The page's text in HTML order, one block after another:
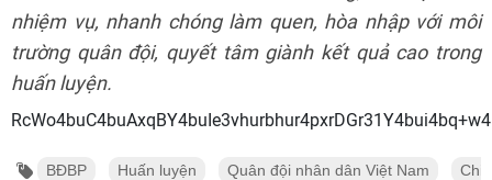
nhiệm vụ, nhanh chóng làm quen, hòa nhập với môi
trường quân đội, quyết tâm giành kết quả cao trong
huấn luyện.
BĐBP Huấn luyện Quân đội nhân dân Việt Nam